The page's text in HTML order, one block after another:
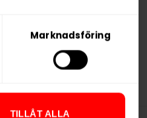
Marknadsföring
TILLÅT ALLA